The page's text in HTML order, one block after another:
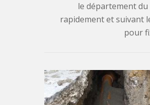
le département du
rapidement et suivant
pour